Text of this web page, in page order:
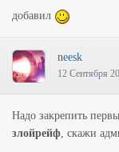
добавил
neesk
12 Сентября
Надо закрепить
злойрейф, скажи